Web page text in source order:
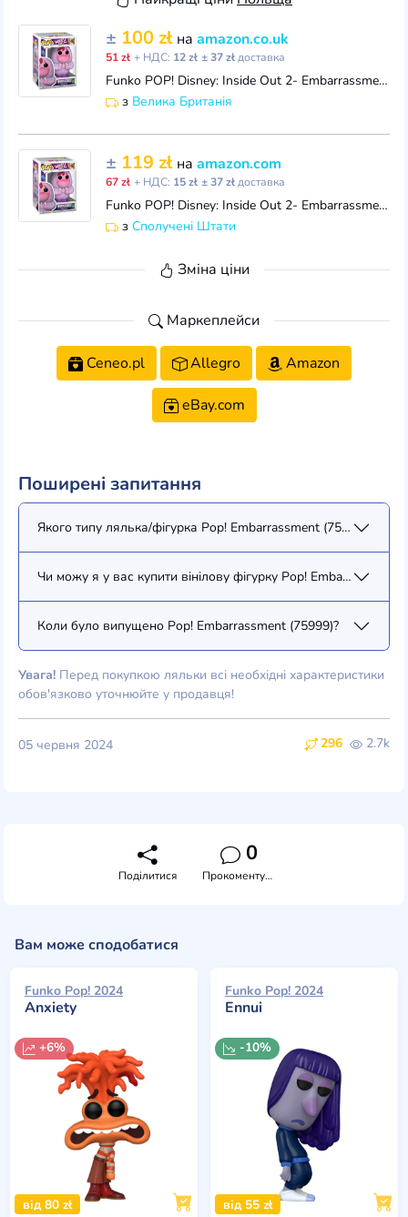
± 100 zł на amazon.co.uk
51 zł + НДС: 12 zł ± 37 złдоставка
Funko POP! Disney: Inside Out 2- Embarrassment - Collectable Vinyl Figure - Gift Idea - Official Merchandise - Toys for Kids & Adults - Movies Fans -
з Велика Британія
± 119 zł на amazon.com
67 zł + НДС: 15 zł ± 37 złдоставка
Funko POP! Disney: Inside Out 2- Embarrassment - Collectable Vinyl Figure - Gift Idea - Official Merchandise - for Kids & Adults - Movies Fans - Model
з Сполучені Штати
Зміна ціни
Маркеплейси
Ceneo.pl Allegro Amazon
eBay.com
Поширені запитання
Якого типу лялька/фігурка Pop! Embarrassment (75999)?
Чи можу я у вас купити вінілову фігурку Pop! Embarrassment
Коли було випущено Pop! Embarrassment (75999)?
Увага! Перед покупкою ляльки всі необхідні характеристики
обов'язково уточнюйте у продавця!
296 2.7k
05 червня 2024
Поділитися
0
Прокоментувати
Вам може сподобатися
Funko Pop! 2024
Anxiety
+6%
від 80 zł
Funko Pop! 2024
Ennui
-10%
від 55 zł